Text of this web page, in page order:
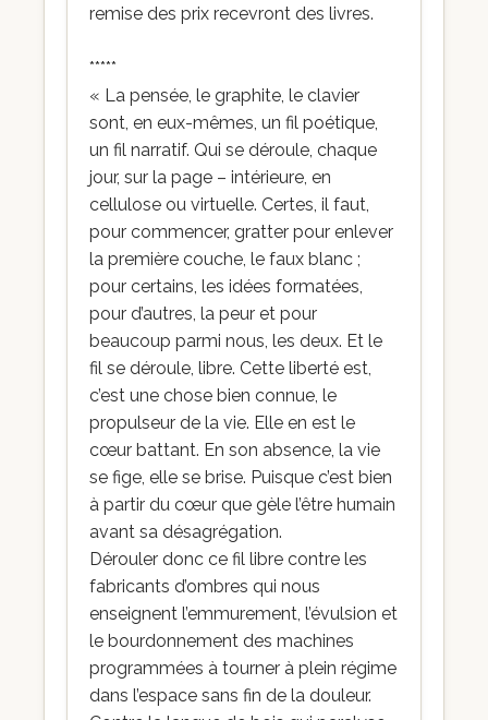
remise des prix recevront des livres.
*****
« La pensée, le graphite, le clavier
sont, en eux-mêmes, un fil poétique,
un fil narratif. Qui se déroule, chaque
jour, sur la page – intérieure, en
cellulose ou virtuelle. Certes, il faut,
pour commencer, gratter pour enlever
la première couche, le faux blanc ;
pour certains, les idées formatées,
pour d’autres, la peur et pour
beaucoup parmi nous, les deux. Et le
fil se déroule, libre. Cette liberté est,
c’est une chose bien connue, le
propulseur de la vie. Elle en est le
cœur battant. En son absence, la vie
se fige, elle se brise. Puisque c’est bien
à partir du cœur que gèle l’être humain
avant sa désagrégation.
Dérouler donc ce fil libre contre les
fabricants d’ombres qui nous
enseignent l’emmurement, l’évulsion et
le bourdonnement des machines
programmées à tourner à plein régime
dans l’espace sans fin de la douleur.